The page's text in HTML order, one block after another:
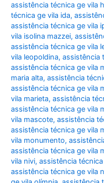
assistência técnica ge vila
técnica ge vila ida,
assistência técnica ge vila
vila isolina mazzei,
assistência técnica ge vila
vila leopoldina,assistência
assistência técnica ge vila
maria alta,assistência
assistência técnica ge vila
vila marieta,assistência
assistência técnica ge vila
vila mascote,assistência
assistência técnica ge vila
vila monumento,
assistência técnica ge vila
vila nivi,assistência
assistência técnica ge vila